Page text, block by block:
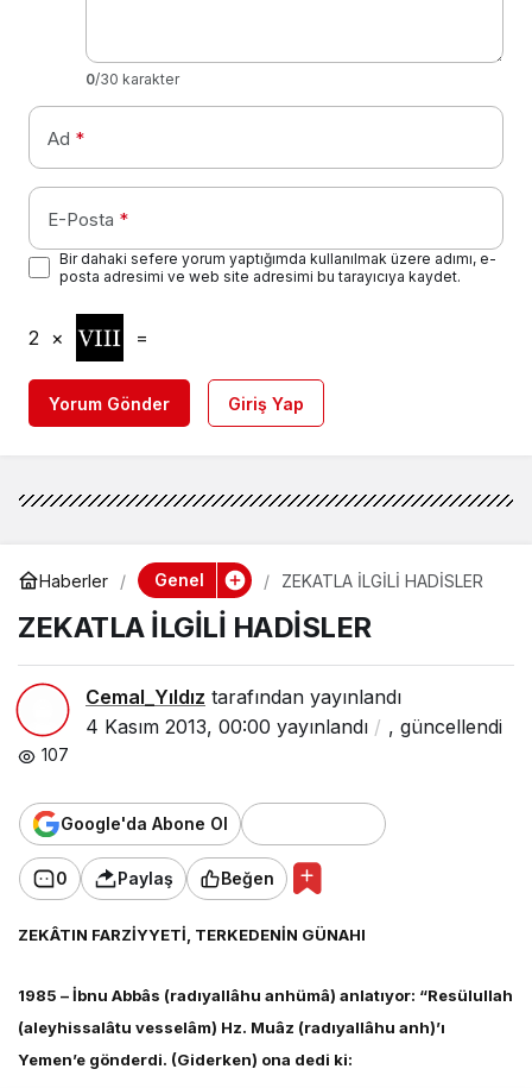
0/30 karakter
Ad *
E-Posta *
Bir dahaki sefere yorum yaptığımda kullanılmak üzere adımı, e-
posta adresimi ve web site adresimi bu tarayıcıya kaydet.
2 × =
Yorum Gönder Giriş Yap
Haberler Genel ZEKATLA İLGİLİ HADİSLER
ZEKATLA İLGİLİ HADİSLER
Cemal_Yıldız tarafından yayınlandı
4 Kasım 2013, 00:00 yayınlandı , güncellendi
107
Google'da Abone Ol
0 Paylaş Beğen
ZEKÂTIN FARZİYYETİ, TERKEDENİN GÜNAHI
1985 – İbnu Abbâs (radıyallâhu anhümâ) anlatıyor: “Resülullah
(aleyhissalâtu vesselâm) Hz. Muâz (radıyallâhu anh)’ı
Yemen’e gönderdi. (Giderken) ona dedi ki: